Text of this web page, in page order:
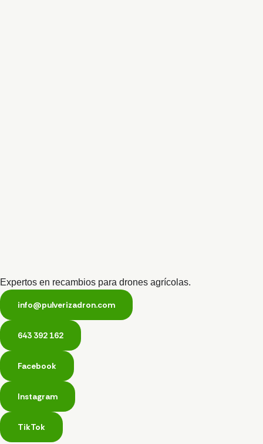
Expertos en recambios para drones agrícolas.
info@pulverizadron.com
643 392 162
Facebook
Instagram
TikTok